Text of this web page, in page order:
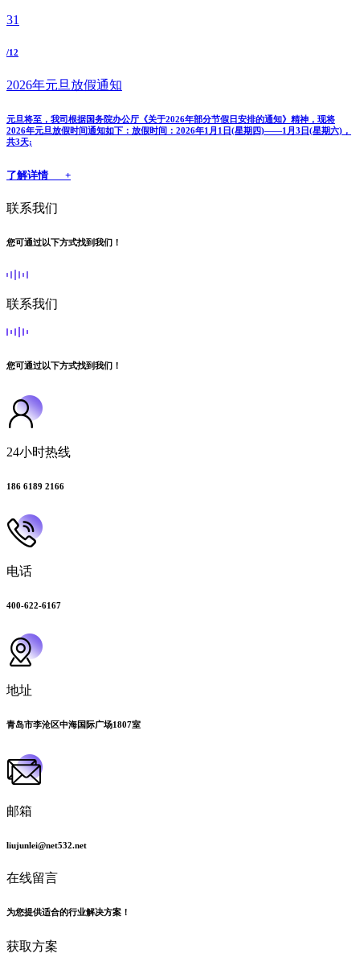
31
/12
2026年元旦放假通知
元旦将至，我司根据国务院办公厅《关于2026年部分节假日安排的通知》精神，现将
2026年元旦放假时间通知如下：放假时间：2026年1月1日(星期四)——1月3日(星期六)，
共3天;
了解详情 +
联系我们
您可通过以下方式找到我们！
联系我们
您可通过以下方式找到我们！
24小时热线
186 6189 2166
电话
400-622-6167
地址
青岛市李沧区中海国际广场1807室
邮箱
liujunlei@net532.net
在线留言
为您提供适合的行业解决方案！
获取方案